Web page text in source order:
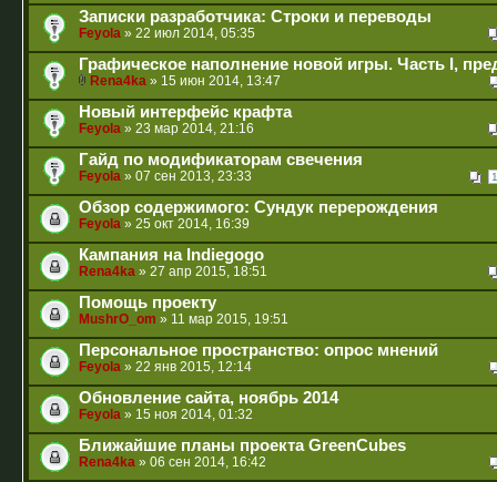
Записки разработчика: Строки и переводы
Feyola » 22 июл 2014, 05:35
Графическое наполнение новой игры. Часть I,
Rena4ka » 15 июн 2014, 13:47
Новый интерфейс крафта
Feyola » 23 мар 2014, 21:16
Гайд по модификаторам свечения
1
Feyola » 07 сен 2013, 23:33
Обзор содержимого: Сундук перерождения
Feyola » 25 окт 2014, 16:39
Кампания на Indiegogo
Rena4ka » 27 апр 2015, 18:51
Помощь проекту
MushrO_om » 11 мар 2015, 19:51
Персональное пространство: опрос мнений
Feyola » 22 янв 2015, 12:14
Обновление сайта, ноябрь 2014
Feyola » 15 ноя 2014, 01:32
Ближайшие планы проекта GreenCubes
Rena4ka » 06 сен 2014, 16:42